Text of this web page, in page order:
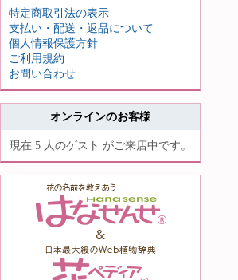
特定商取引法の表示
支払い・配送・返品について
個人情報保護方針
ご利用規約
お問い合わせ
オンラインのお客様
現在 5 人のゲスト がご来店中です。